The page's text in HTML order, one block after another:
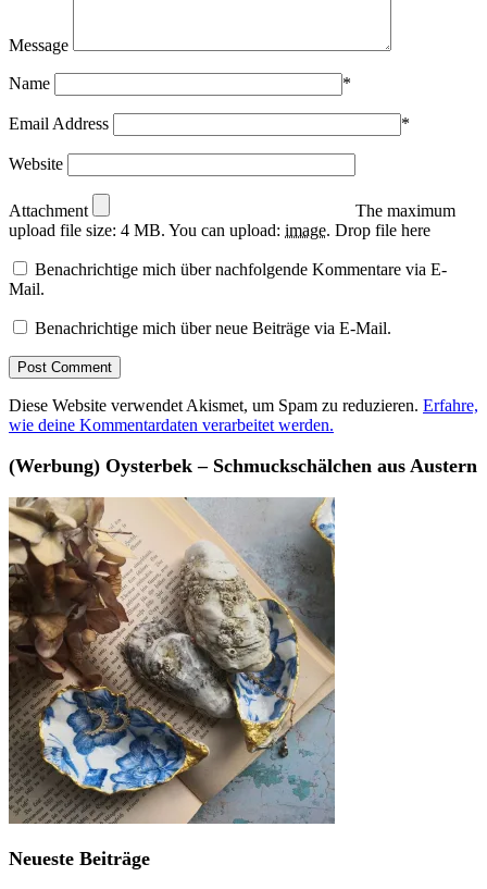
Message
Name *
Email Address *
Website
Attachment
The maximum
upload file size: 4 MB. You can upload: image. Drop file here
Benachrichtige mich über nachfolgende Kommentare via E-
Mail.
Benachrichtige mich über neue Beiträge via E-Mail.
Diese Website verwendet Akismet, um Spam zu reduzieren. Erfahre,
wie deine Kommentardaten verarbeitet werden.
(Werbung) Oysterbek – Schmuckschälchen aus Austern
Neueste Beiträge